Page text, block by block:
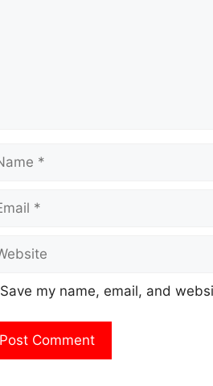
Save my name, email, and